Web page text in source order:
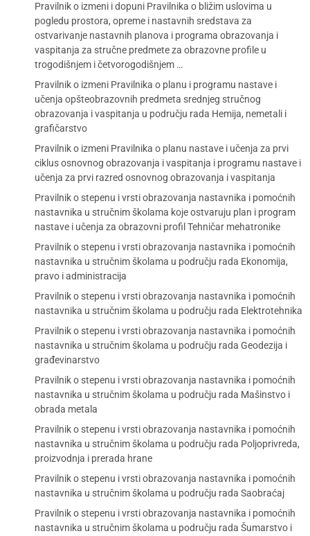
Pravilnik o izmeni i dopuni Pravilnika o bližim uslovima u
pogledu prostora, opreme i nastavnih sredstava za
ostvarivanje nastavnih planova i programa obrazovanja i
vaspitanja za stručne predmete za obrazovne profile u
trogodišnjem i četvorogodišnjem …
Pravilnik o izmeni Pravilnika o planu i programu nastave i
učenja opšteobrazovnih predmeta srednjeg stručnog
obrazovanja i vaspitanja u području rada Hemija, nemetali i
grafičarstvo
Pravilnik o izmeni Pravilnika o planu nastave i učenja za prvi
ciklus osnovnog obrazovanja i vaspitanja i programu nastave i
učenja za prvi razred osnovnog obrazovanja i vaspitanja
Pravilnik o stepenu i vrsti obrazovanja nastavnika i pomoćnih
nastavnika u stručnim školama koje ostvaruju plan i program
nastave i učenja za obrazovni profil Tehničar mehatronike
Pravilnik o stepenu i vrsti obrazovanja nastavnika i pomoćnih
nastavnika u stručnim školama u području rada Ekonomija,
pravo i administracija
Pravilnik o stepenu i vrsti obrazovanja nastavnika i pomoćnih
nastavnika u stručnim školama u području rada Elektrotehnika
Pravilnik o stepenu i vrsti obrazovanja nastavnika i pomoćnih
nastavnika u stručnim školama u području rada Geodezija i
građevinarstvo
Pravilnik o stepenu i vrsti obrazovanja nastavnika i pomoćnih
nastavnika u stručnim školama u području rada Mašinstvo i
obrada metala
Pravilnik o stepenu i vrsti obrazovanja nastavnika i pomoćnih
nastavnika u stručnim školama u području rada Poljoprivreda,
proizvodnja i prerada hrane
Pravilnik o stepenu i vrsti obrazovanja nastavnika i pomoćnih
nastavnika u stručnim školama u području rada Saobraćaj
Pravilnik o stepenu i vrsti obrazovanja nastavnika i pomoćnih
nastavnika u stručnim školama u području rada Šumarstvo i